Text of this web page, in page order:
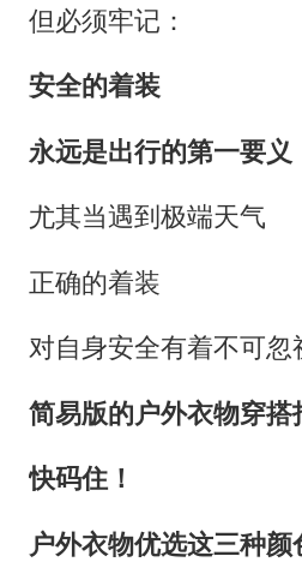
但必须牢记：
安全的着装
永远是出行的第一要义
尤其当遇到极端天气
正确的着装
对自身安全有着不可忽
简易版的户外衣物穿搭
快码住！
户外衣物优选这三种颜